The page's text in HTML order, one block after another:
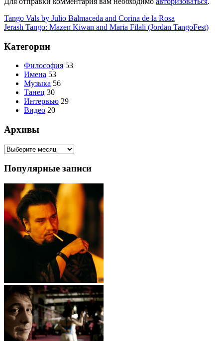
Навигация
по
записям
Tango Vals by Julio Balmaceda and Corina de la Rosa
Jerash Tango: Mazen Kiwan and Maria Filali (Jordan TangoFest)
Категории
Философия 53
Имена 53
Музыка 56
Танец 30
Интервью 29
Видео 20
Архивы
Архивы
Популярные записи